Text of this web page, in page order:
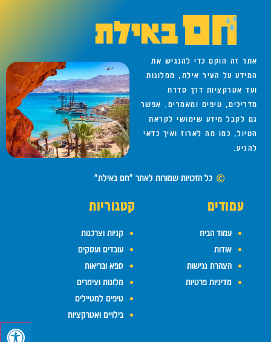
אתר זה הוקם כדי להנגיש את
המידע על העיר אילת, ממלונות
ועד אטרקציות דרך סדרת
מדריכים, טיפים ומאמרים. אפשר
גם לקבל מידע שימושי לקראת
הטיול, כמו מה לארוז ואיך כדאי
להגיע.
כל הזכויות שמורות לאתר "חם באילת"
עמודים
עמוד הבית
אודות
הצהרת נגישות
מדיניות פרטיות
קטגוריות
קניות וצרכנות
עובדים ועסקים
ספא ובריאות
מלונות וצימרים
טיפים למטיילים
בילויים ואטרקציות